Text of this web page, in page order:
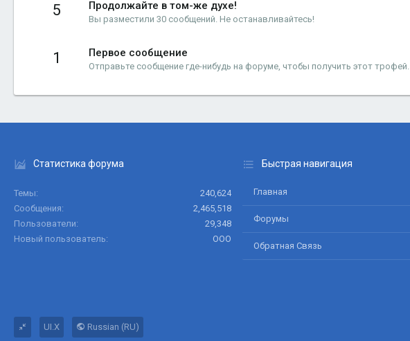
5 Продолжайте в том-же духе!
Вы разместили 30 сообщений. Не останавливайтесь!
1 Первое сообщение
Отправьте сообщение где-нибудь на форуме, чтобы получить этот трофей.
Статистика форума
Темы
240,624
Сообщения
2,465,518
Пользователи
29,348
Новый пользователь
ООО
Быстрая навигация
Главная
Форумы
Обратная Связь
UI.X Russian (RU)